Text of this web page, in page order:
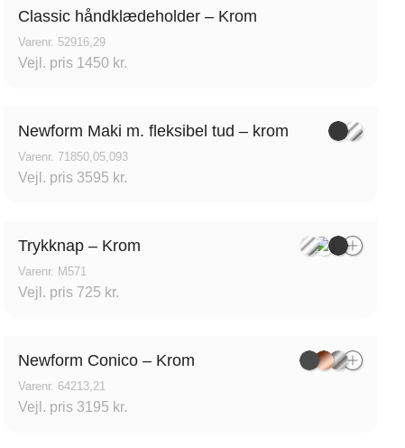
Classic håndklædeholder – Krom
Varenr. 52916,29
Vejl. pris 1450 kr.
Newform Maki m. fleksibel tud – krom
Varenr. 71850,05,093
Vejl. pris 3595 kr.
Trykknap – Krom
Varenr. M571
Vejl. pris 725 kr.
Newform Conico – Krom
Varenr. 64213,21
Vejl. pris 3195 kr.